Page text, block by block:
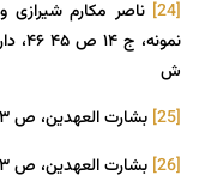
[24]
ناصر مکارم شیرازی
ش
[25]
بشارت العهدین، ص ۲۷۳؛ بشارة الظهور، ص ۲۰
[26]
بشارت العهدین، ص ۲۴۳ و ۲۴۴